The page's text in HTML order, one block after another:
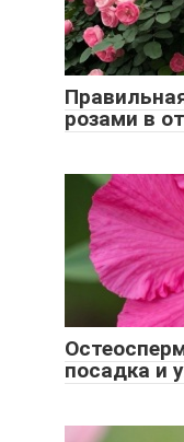
розами в
посадка и